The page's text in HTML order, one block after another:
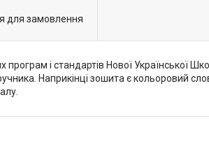
для замовлення
і стандартів Нової Української
Наприкінці зошита є кольоровий